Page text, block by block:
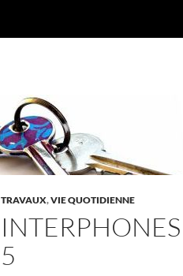
TRAVAUX,VIE QUOTIDIENNE
5